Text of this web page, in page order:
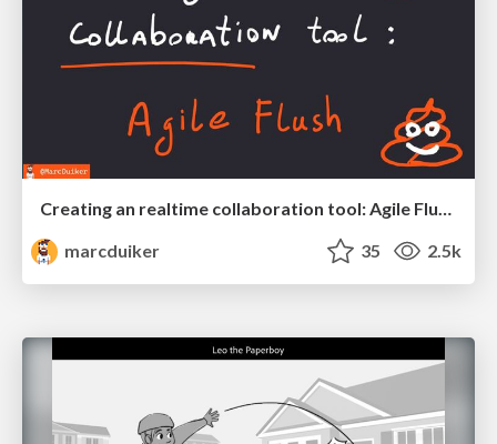
Creating an realtime collaboration tool: Agile Flush - .NET Oxford
marcduiker
35 2.5k